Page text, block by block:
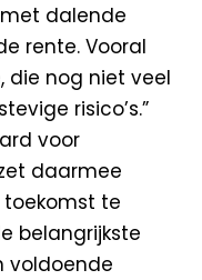
dalende
rente. Vooral
die nog niet veel
risico’s.”
voor
daarmee
toekomst te
belangrijkste
voldoende